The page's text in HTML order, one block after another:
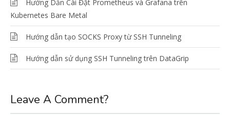
Hướng Dẫn Cài Đặt Prometheus và Grafana trên
Kubernetes Bare Metal
Hướng dẫn tạo SOCKS Proxy từ SSH Tunneling
Hướng dẫn sử dụng SSH Tunneling trên DataGrip
Leave A Comment?